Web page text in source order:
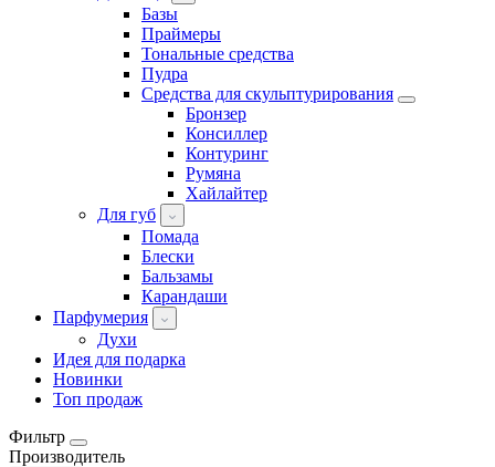
Базы
Праймеры
Тональные средства
Пудра
Средства для скульптурирования
Бронзер
Консиллер
Контуринг
Румяна
Хайлайтер
Для губ
Помада
Блески
Бальзамы
Карандаши
Парфумерия
Духи
Идея для подарка
Новинки
Топ продаж
Фильтр
Производитель